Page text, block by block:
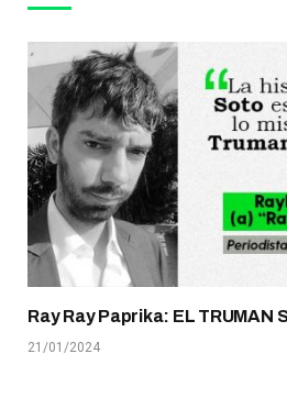
Ray Ray Paprika: EL TRUMAN
21/01/2024